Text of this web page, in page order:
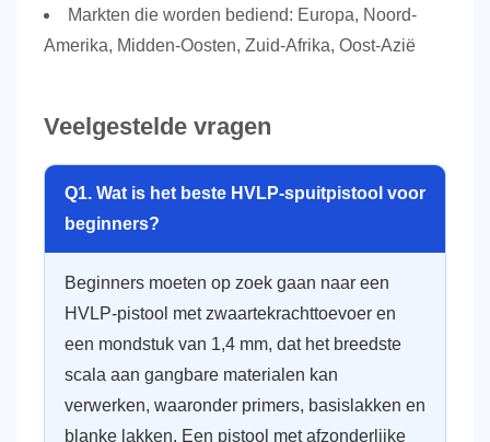
Markten die worden bediend: Europa, Noord-
Amerika, Midden-Oosten, Zuid-Afrika, Oost-Azië
Veelgestelde vragen
Q1. Wat is het beste HVLP-spuitpistool voor
beginners?
Beginners moeten op zoek gaan naar een
HVLP-pistool met zwaartekrachttoevoer en
een mondstuk van 1,4 mm, dat het breedste
scala aan gangbare materialen kan
verwerken, waaronder primers, basislakken en
blanke lakken. Een pistool met afzonderlijke